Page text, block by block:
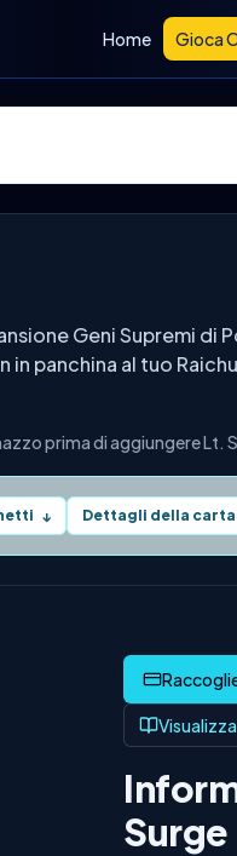
Home Gioca
Geni Supremi di
panchina al tuo
prima di aggiungere Lt.
↓ Dettagli della carta
Surge